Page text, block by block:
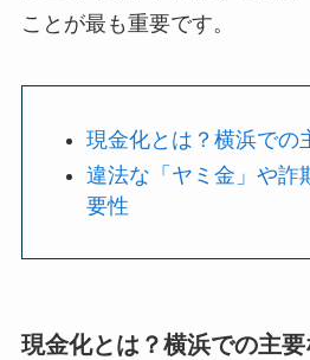
ことが最も重要です。
現金化とは？横浜での
違法な「ヤミ金」や詐
要性
現金化とは？横浜での主